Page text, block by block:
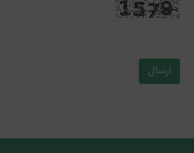
ارسال